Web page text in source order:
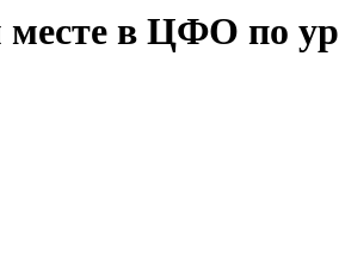
месте в ЦФО по